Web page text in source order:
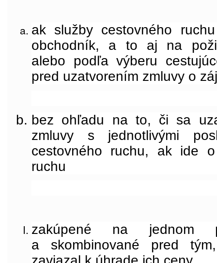
ak služby cestovného
obchodník, a to aj na
alebo podľa výberu
pred uzatvorením zmluvy o
bez ohľadu na to, či sa
zmluvy s jednotlivými
cestovného ruchu, ak ide
ruchu
zakúpené na jednom
a skombinované pred